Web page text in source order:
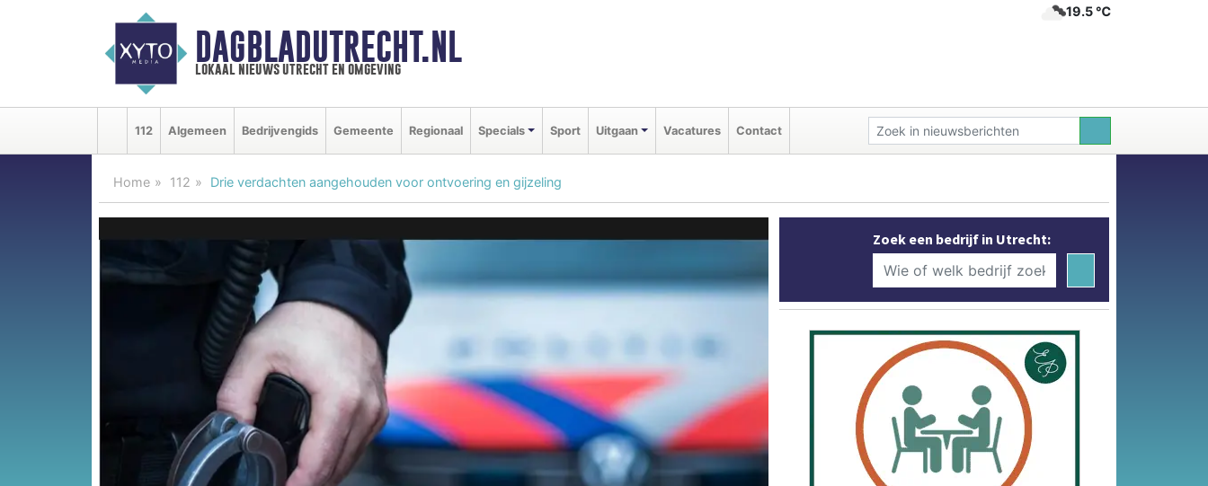
DAGBLADUTRECHT.NL
lokaal nieuws utrecht en omgeving
19.5 ℃
112 Algemeen Bedrijvengids Gemeente Regionaal Specials Sport Uitgaan Vacatures Contact
Home 112 Drie verdachten aangehouden voor ontvoering en gijzeling
Zoek een bedrijf in Utrecht: